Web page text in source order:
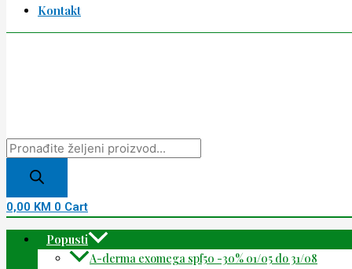
Kontakt
0,00 KM 0 Cart
Popusti
A-derma exomega spf50 -30% 01/05 do 31/08